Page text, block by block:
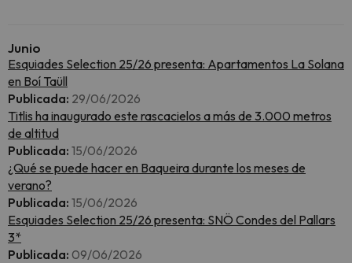
Junio
Esquiades Selection 25/26 presenta: Apartamentos La Solana
en Boí Taüll
Publicada: 29/06/2026
Titlis ha inaugurado este rascacielos a más de 3.000 metros
de altitud
Publicada: 15/06/2026
¿Qué se puede hacer en Baqueira durante los meses de
verano?
Publicada: 15/06/2026
Esquiades Selection 25/26 presenta: SNÖ Condes del Pallars
3*
Publicada: 09/06/2026